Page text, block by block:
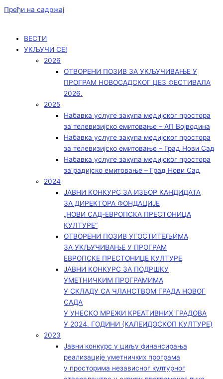
Пређи на садржај
ВЕСТИ
УКЉУЧИ СЕ!
2026
ОТВОРЕНИ ПОЗИВ ЗА УКЉУЧИВАЊЕ У
ПРОГРАМ НОВОСАДСКОГ ЏЕЗ ФЕСТИВАЛА
2026.
2025
Набавка услуге закупа медијског простора
за телевизијско емитовање – АП Војводинa
Набавка услуге закупа медијског простора
за телевизијско емитовање – Град Нови Сад
Набавка услуге закупа медијског простора
за радијско емитовање – Град Нови Сад
2024
ЈАВНИ КОНКУРС ЗА ИЗБОР КАНДИДАТА
ЗА ДИРЕКТОРА ФОНДАЦИЈЕ
„НОВИ САД-ЕВРОПСКА ПРЕСТОНИЦА
КУЛТУРЕ“
ОТВОРЕНИ ПОЗИВ УГОСТИТЕЉИМА
ЗА УКЉУЧИВАЊЕ У ПРОГРАМ
ЕВРОПСКЕ ПРЕСТОНИЦЕ КУЛТУРЕ
ЈАВНИ КОНКУРС ЗА ПОДРШКУ
УМЕТНИЧКИМ ПРОГРАМИМА
У СКЛАДУ СА ЧЛАНСТВОМ ГРАДА НОВОГ
САДА
У УНЕСКО МРЕЖИ КРЕАТИВНИХ ГРАДОВА
У 2024. ГОДИНИ (КАЛЕИДОСКОП КУЛТУРЕ)
2023
Јавни конкурс у циљу финансирања
реализације уметничких програма
у просторима независног културног